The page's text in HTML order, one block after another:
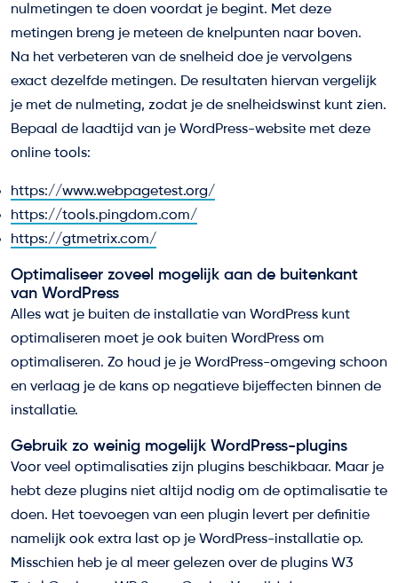
nulmetingen te doen voordat je begint. Met deze
metingen breng je meteen de knelpunten naar boven.
Na het verbeteren van de snelheid doe je vervolgens
exact dezelfde metingen. De resultaten hiervan vergelijk
je met de nulmeting, zodat je de snelheidswinst kunt zien.
Bepaal de laadtijd van je WordPress-website met deze
online tools:
https://www.webpagetest.org/
https://tools.pingdom.com/
https://gtmetrix.com/
Optimaliseer zoveel mogelijk aan de buitenkant
van WordPress
Alles wat je buiten de installatie van WordPress kunt
optimaliseren moet je ook buiten WordPress om
optimaliseren. Zo houd je je WordPress-omgeving schoon
en verlaag je de kans op negatieve bijeffecten binnen de
installatie.
Gebruik zo weinig mogelijk WordPress-plugins
Voor veel optimalisaties zijn plugins beschikbaar. Maar je
hebt deze plugins niet altijd nodig om de optimalisatie te
doen. Het toevoegen van een plugin levert per definitie
namelijk ook extra last op je WordPress-installatie op.
Misschien heb je al meer gelezen over de plugins W3